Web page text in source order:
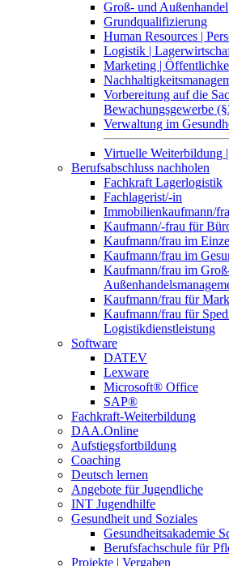
Groß- und Außenhandel
Grundqualifizierung
Human Resources |
Logistik |
Marketing |
Vorbereitung auf die
Bewachungsgewerbe
Verwaltung im
Virtuelle
Berufsabschluss nachholen
Fachkraft Lagerlogistik
Fachlagerist/-in
Immobilienkaufmann/
Kaufmann/-frau für
Kaufmann/frau im
Kaufmann/frau im
Kaufmann/frau im
Kaufmann/frau für
Kaufmann/frau für
Logistikdienstleistung
Software
DATEV
Lexware
Microsoft® Office
SAP®
Fachkraft-Weiterbildung
DAA.Online
Aufstiegsfortbildung
Coaching
Deutsch lernen
Angebote für Jugendliche
INT Jugendhilfe
Gesundheit und Soziales
Gesundheitsakademie
Berufsfachschule für
Projekte | Vergaben